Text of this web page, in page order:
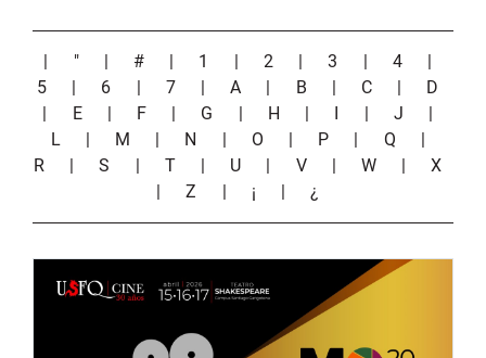
| " | # | 1 | 2 |3 | 4
|
5
| 6 | 7 |A | B | C | D
| E | F | G | H | I | J
|
L
| M | N | O | P | Q
|
R
|S | T | U | V |W |X
|Z | ¡ |¿